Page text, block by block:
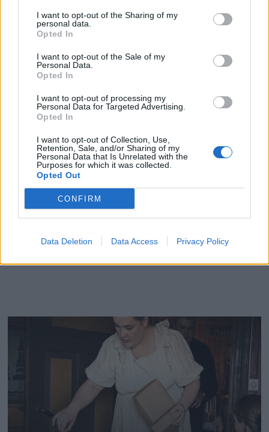
I want to opt-out of the Sharing of my
personal data.
Opted In
I want to opt-out of the Sale of my
Personal Data.
Opted In
I want to opt-out of processing my
Personal Data for Targeted Advertising.
Opted In
I want to opt-out of Collection, Use,
Retention, Sale, and/or Sharing of my
Personal Data that Is Unrelated with the
Purposes for which it was collected.
Opted Out
CONFIRM
Data Deletion Data Access Privacy Policy